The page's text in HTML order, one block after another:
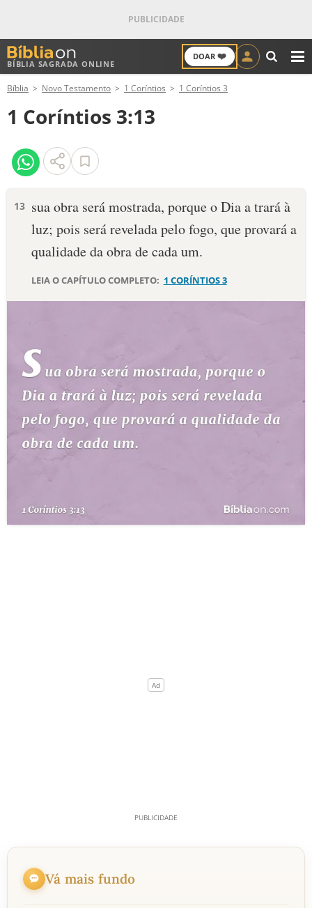
BÍBLIA SAGRADA ONLINE
DOAR ❤️
ANTIGO TESTAMENTO
NOVO TESTAMENTO
VERSÍCULOS
PALAVRA DO DIA
DEVOCIONAL DIÁRIO
ESTUDOS BÍBLICOS
TEMAS
TERMO BÍBLICO
Bíblia Novo Testamento 1 Coríntios 1 Coríntios 3
1 Coríntios 3:13
13 sua obra será mostrada, porque o Dia a trará à
luz; pois será revelada pelo fogo, que provará a
qualidade da obra de cada um.
LEIA O CAPÍTULO COMPLETO: 1 CORÍNTIOS 3
Vá mais fundo